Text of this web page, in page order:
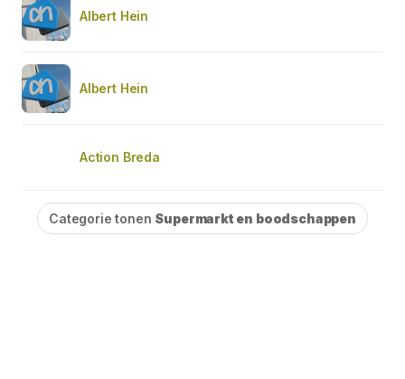
Albert Hein
Albert Hein
Action Breda
Categorie tonen Supermarkt en boodschappen